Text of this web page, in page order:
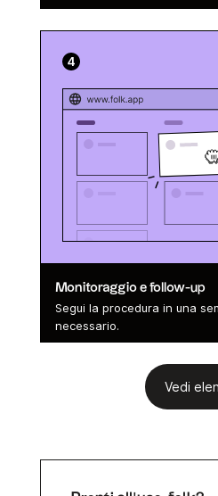
Monitoraggio e follow-up
Segui la procedura in una
necessario.
Vedi